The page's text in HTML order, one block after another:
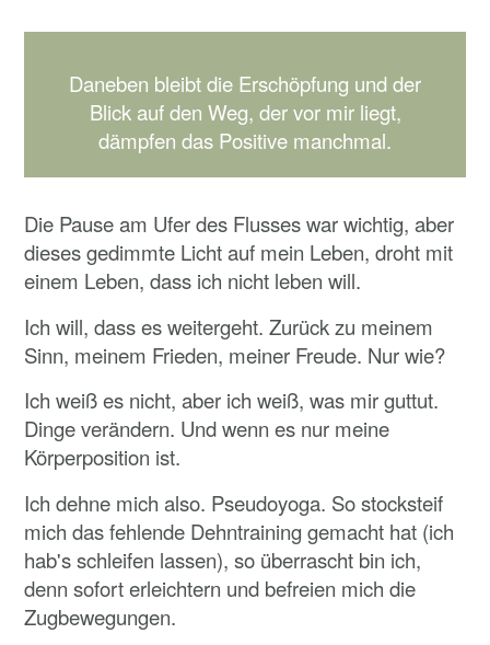
Daneben bleibt die Erschöpfung und der
Blick auf den Weg, der vor mir liegt,
dämpfen das Positive manchmal.
Die Pause am Ufer des Flusses war wichtig, aber
dieses gedimmte Licht auf mein Leben, droht mit
einem Leben, dass ich nicht leben will.
Ich will, dass es weitergeht. Zurück zu meinem
Sinn, meinem Frieden, meiner Freude. Nur wie?
Ich weiß es nicht, aber ich weiß, was mir guttut.
Dinge verändern. Und wenn es nur meine
Körperposition ist.
Ich dehne mich also. Pseudoyoga. So stocksteif
mich das fehlende Dehntraining gemacht hat (ich
hab's schleifen lassen), so überrascht bin ich,
denn sofort erleichtern und befreien mich die
Zugbewegungen.